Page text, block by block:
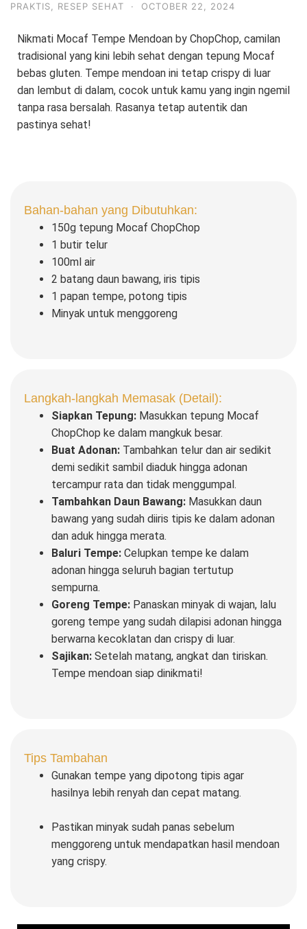
PRAKTIS, RESEP SEHAT · OCTOBER 22, 2024
Nikmati Mocaf Tempe Mendoan by ChopChop, camilan
tradisional yang kini lebih sehat dengan tepung Mocaf
bebas gluten. Tempe mendoan ini tetap crispy di luar
dan lembut di dalam, cocok untuk kamu yang ingin ngemil
tanpa rasa bersalah. Rasanya tetap autentik dan
pastinya sehat!
Bahan-bahan yang Dibutuhkan:
150g tepung Mocaf ChopChop
1 butir telur
100ml air
2 batang daun bawang, iris tipis
1 papan tempe, potong tipis
Minyak untuk menggoreng
Langkah-langkah Memasak (Detail):
Siapkan Tepung: Masukkan tepung Mocaf
ChopChop ke dalam mangkuk besar.
Buat Adonan: Tambahkan telur dan air sedikit
demi sedikit sambil diaduk hingga adonan
tercampur rata dan tidak menggumpal.
Tambahkan Daun Bawang: Masukkan daun
bawang yang sudah diiris tipis ke dalam adonan
dan aduk hingga merata.
Baluri Tempe: Celupkan tempe ke dalam
adonan hingga seluruh bagian tertutup
sempurna.
Goreng Tempe: Panaskan minyak di wajan, lalu
goreng tempe yang sudah dilapisi adonan hingga
berwarna kecoklatan dan crispy di luar.
Sajikan: Setelah matang, angkat dan tiriskan.
Tempe mendoan siap dinikmati!
Tips Tambahan
Gunakan tempe yang dipotong tipis agar
hasilnya lebih renyah dan cepat matang.
Pastikan minyak sudah panas sebelum
menggoreng untuk mendapatkan hasil mendoan
yang crispy.